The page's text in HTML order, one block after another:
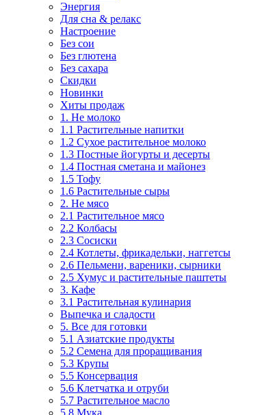
Энергия
Для сна & релакс
Настроение
Без сои
Без глютена
Без сахара
Скидки
Новинки
Хиты продаж
1. Не молоко
1.1 Растительные напитки
1.2 Сухое растительное молоко
1.3 Постные йогурты и десерты
1.4 Постная сметана и майонез
1.5 Тофу
1.6 Растительные сыры
2. Не мясо
2.1 Растительное мясо
2.2 Колбасы
2.3 Сосиски
2.4 Котлеты, фрикадельки, наггетсы
2.6 Пельмени, вареники, сырники
2.5 Хумус и растительные паштеты
3. Кафе
3.1 Растительная кулинария
Выпечка и сладости
5. Все для готовки
5.1 Азиатские продукты
5.2 Семена для проращивания
5.3 Крупы
5.5 Консервация
5.6 Клетчатка и отруби
5.7 Растительное масло
5.8 Мука